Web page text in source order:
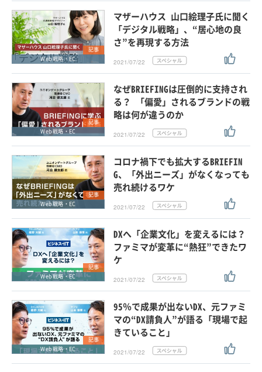
記事
Web戦略・EC
マザーハウス 山口絵理子氏に聞く
「デジタル戦略」、“居心地の良
さ”を再現する方法
2021/07/22
記事
Web戦略・EC
なぜBRIEFINGは圧倒的に支持され
る？ 「偏愛」されるブランドの戦
略は何が違うのか
2021/07/22
記事
Web戦略・EC
コロナ禍下でも拡大するBRIEFIN
G、「外出ニーズ」がなくなっても
売れ続けるワケ
2021/07/22
記事
Web戦略・EC
DXへ「企業文化」を変えるには？
ファミマが変革に“熱狂”できたワ
ケ
2021/07/22
記事
Web戦略・EC
95％で成果が出ないDX、元ファミ
マの“DX請負人”が語る「現場で起
きていること」
2021/07/22